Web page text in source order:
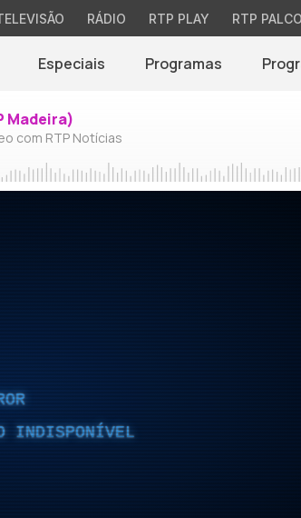
RÁDIO RTP PLAY RTP PALCO
Especiais Programas
Madeira)
com RTP Notícias
INDISPONÍVEL